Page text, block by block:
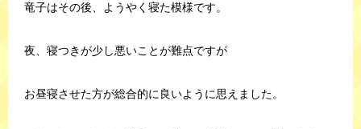
竜子はその後、ようやく寝た模様です。
夜、寝つきが少し悪いことが難点ですが
お昼寝させた方が総合的に良いように思えました。